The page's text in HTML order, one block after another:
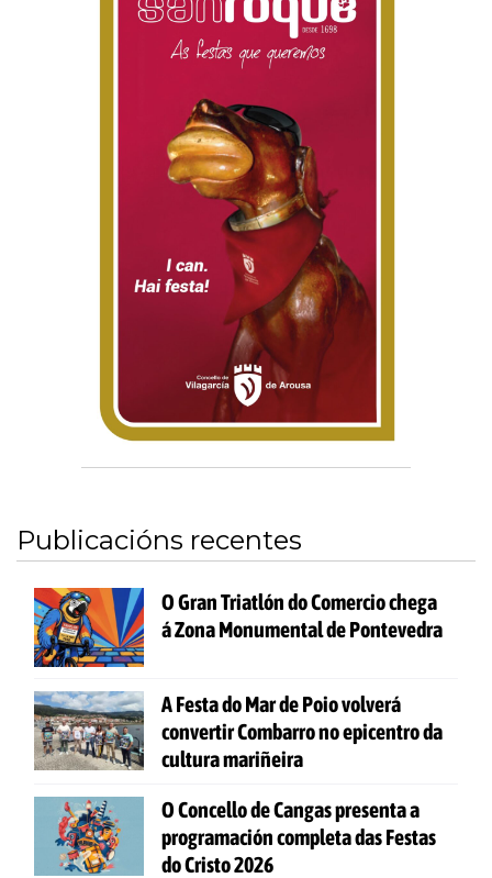
Publicacións recentes
O Gran Triatlón do Comercio chega
á Zona Monumental de Pontevedra
A Festa do Mar de Poio volverá
convertir Combarro no epicentro da
cultura mariñeira
O Concello de Cangas presenta a
programación completa das Festas
do Cristo 2026